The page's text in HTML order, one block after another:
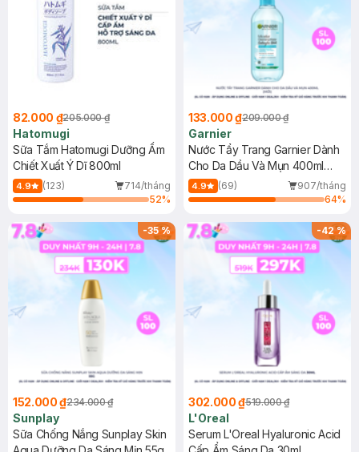
82.000 ₫205.000 ₫
Hatomugi
Sữa Tắm Hatomugi Dưỡng Ẩm
Chiết Xuất Ý Dĩ 800ml
4.9 (123)
714/tháng
52%
133.000 ₫209.000 ₫
Garnier
Nước Tẩy Trang Garnier Dành
Cho Da Dầu Và Mụn 400ml
(Mới)
4.9 (69)
907/tháng
64%
-35%
152.000 ₫234.000 ₫
Sunplay
Sữa Chống Nắng Sunplay Skin
-42%
302.000 ₫519.000 ₫
L'Oreal
Serum L'Oreal Hyaluronic Acid